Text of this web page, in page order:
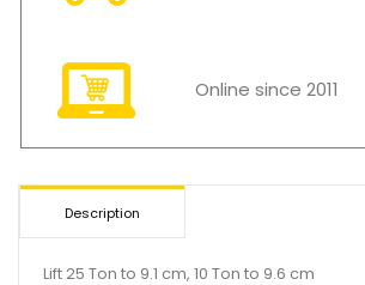
Online since 2011
Description
Lift 25 Ton to 9.1 cm, 10 Ton to 9.6 cm